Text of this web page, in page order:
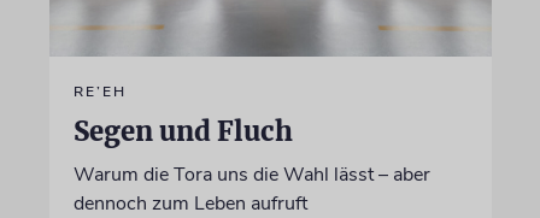
RE’EH
Segen und Fluch
Warum die Tora uns die Wahl lässt – aber
dennoch zum Leben aufruft